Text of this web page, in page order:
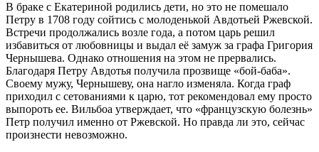
В браке с Екатериной родились дети, но это не помешало
Петру в 1708 году сойтись с молоденькой Авдотьей Ржевской.
Встречи продолжались возле года, а потом царь решил
избавиться от любовницы и выдал её замуж за графа Григория
Чернышева. Однако отношения на этом не прервались.
Благодаря Петру Авдотья получила прозвище «бой-баба».
Своему мужу, Чернышеву, она нагло изменяла. Когда граф
приходил с сетованиями к царю, тот рекомендовал ему просто
выпороть ее. Вильбоа утверждает, что «французскую болезнь»
Петр получил именно от Ржевской. Но правда ли это, сейчас
произнести невозможно.